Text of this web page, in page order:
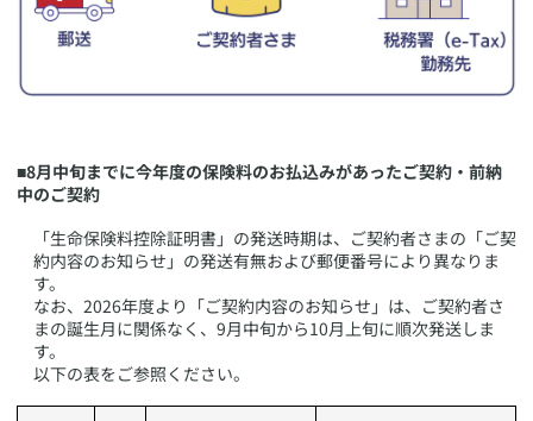
■8月中旬までに今年度の保険料のお払込みがあったご契約・前納
中のご契約
​「生命保険料控除証明書」の発送時期は、ご契約者さまの「ご契
約内容のお知らせ」の発送有無および郵便番号により異なりま
す。
なお、2026年度より「ご契約内容のお知らせ」は、ご契約者さ
まの誕生月に関係なく、9月中旬から10月上旬に順次発送しま
す。
以下の表をご参照ください。